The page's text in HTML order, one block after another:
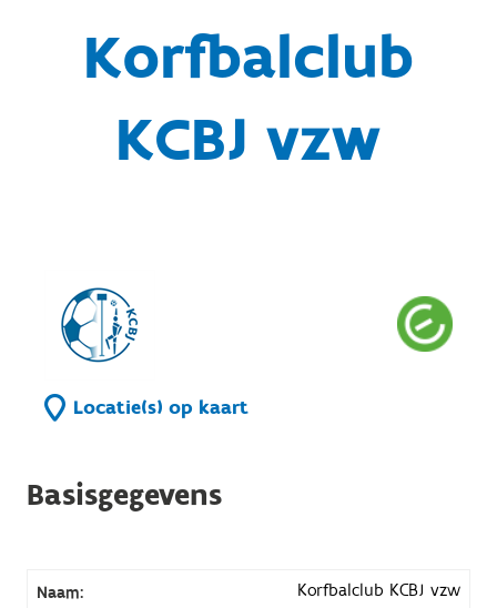
Korfbalclub
KCBJ vzw
Locatie(s) op kaart
Basisgegevens
Naam: Korfbalclub KCBJ vzw